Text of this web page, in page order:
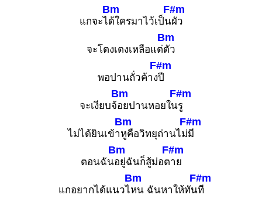
แกจะไ
Bm
ด้ใครมาไว้เป็น
F#m
ผัว
จะโตงเตงเหลือแต่
Bm
ตัว
พอปานถั่วค้าง
F#m
ปี
จะเงียบจ้
Bm
อยปานหอยใน
F#m
รู
ไม่ได้ยินเข้า
Bm
หูคือวิทยุถ่านไม่
F#m
มี
ตอนฉัน
Bm
อยู่ฉันก็สู้ม่อต
F#m
าย
แกอยากได้แนวไ
Bm
หน ฉันหาให้ทัน
F#m
ที